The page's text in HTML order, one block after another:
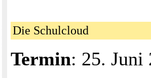
Die Schulcloud
Termin: 25. Juni